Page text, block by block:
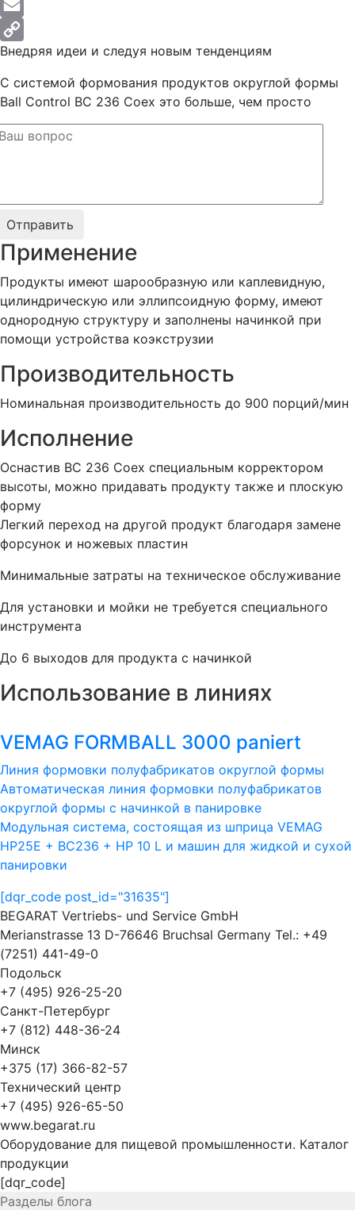
Messenger
Email
Copy
Link
Внедряя идеи и следуя новым тенденциям
С системой формования продуктов округлой формы
Ball Control BC 236 Coex это больше, чем просто
Применение
Продукты имеют шарообразную или каплевидную,
цилиндрическую или эллипсоидную форму, имеют
однородную структуру и заполнены начинкой при
помощи устройства коэкструзии
Производительность
Номинальная производительность до 900 порций/мин
Исполнение
Оснастив BC 236 Coex специальным корректором
высоты, можно придавать продукту также и плоскую
форму
Легкий переход на другой продукт благодаря замене
форсунок и ножевых пластин
Минимальные затраты на техническое обслуживание
Для установки и мойки не требуется специального
инструмента
До 6 выходов для продукта с начинкой
Использование в линиях
VEMAG FORMBALL 3000 paniert
Линия формовки полуфабрикатов округлой формы
Автоматическая линия формовки полуфабрикатов
округлой формы с начинкой в панировке
Модульная система, состоящая из шприца VEMAG
HP25E + BC236 + HP 10 L и машин для жидкой и сухой
панировки
[dqr_code post_id="31635"]
BEGARAT Vertriebs- und Service GmbH
Merianstrasse 13 D-76646 Bruchsal Germany Tel.: +49
(7251) 441-49-0
Подольск
+7 (495) 926-25-20
Санкт-Петербург
+7 (812) 448-36-24
Минск
+375 (17) 366-82-57
Технический центр
+7 (495) 926-65-50
www.begarat.ru
Оборудование для пищевой промышленности. Каталог
продукции
[dqr_code]
Разделы блога